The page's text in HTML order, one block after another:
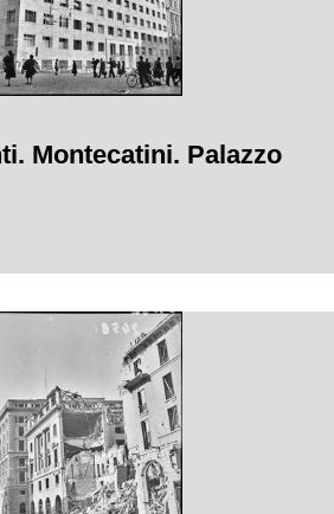
Montecatini. Palazzo